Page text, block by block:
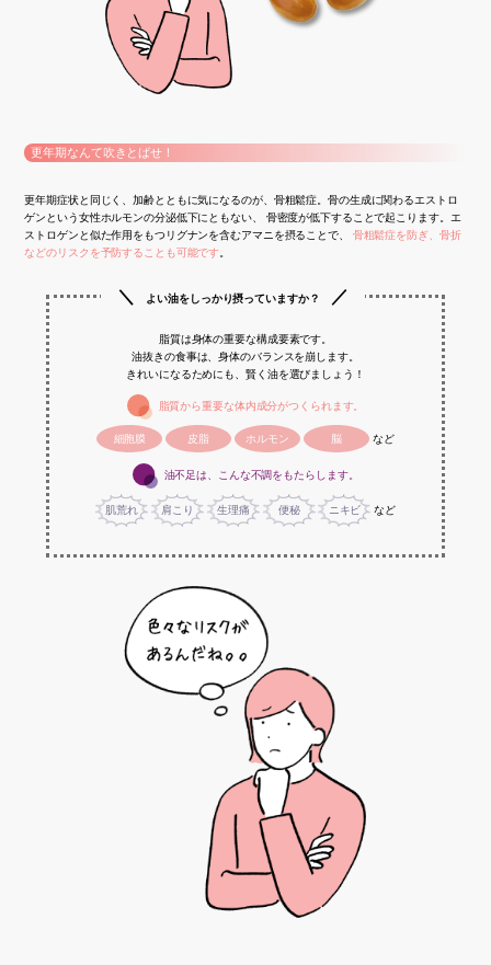
更年期なんて吹きとばせ！
更年期症状と同じく、加齢とともに気になるのが、骨粗鬆症。骨の生成に関わるエストロ
ゲンという女性ホルモンの分泌低下にともない、 骨密度が低下することで起こります。エ
ストロゲンと似た作用をもつリグナンを含むアマニを摂ることで、 骨粗鬆症を防ぎ、骨折
などのリスクを予防することも可能です
＼ よい油をしっかり摂っていますか？ ／
脂質は身体の重要な構成要素です。
油抜きの食事は、身体のバランスを崩します。
きれいになるためにも、賢く油を選びましょう！
脂質から重要な体内成分がつくられます。
細胞膜 皮脂 ホルモン 脳 など
油不足は、こんな不調をもたらします。
肌荒れ 肩こり 生理痛 便秘 ニキビ など